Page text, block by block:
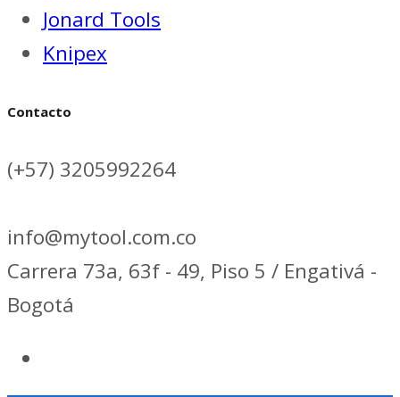
Jonard Tools
Knipex
Contacto
(+57) 3205992264
info@mytool.com.co
Carrera 73a, 63f - 49, Piso 5 / Engativá -
Bogotá